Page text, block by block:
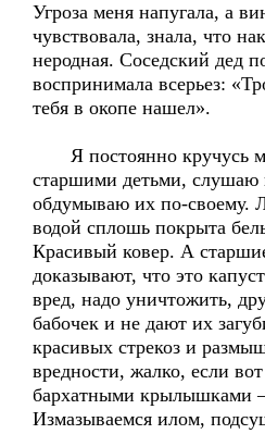
Угроза меня напугала, а
чувствовала, знала, что
неродная. Соседский дед
воспринимала всерьез:
тебя в окопе нашел».
Я постоянно кручусь
старшими детьми, слушаю
обдумываю их по-своему.
водой сплошь покрыта
Красивый ковер. А
доказывают, что это
вред, надо уничтожить,
бабочек и не дают их
красивых стрекоз и
вредности, жалко, если
бархатными крылышками –
Измазываемся илом,